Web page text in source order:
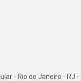
- Rio de Janeiro - RJ